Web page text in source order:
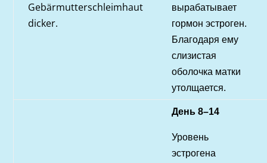
Gebärmutterschleimhaut
dicker.
вырабатывает
гормон эстроген.
Благодаря ему
слизистая
оболочка матки
утолщается.
День 8–14
Уровень
эстрогена